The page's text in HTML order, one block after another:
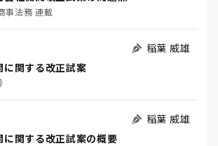
事法務 連載
稲葉 威雄
に関する改正試案
稲葉 威雄
に関する改正試案の概要